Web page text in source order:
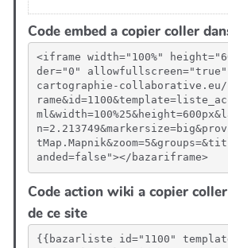
Code embed a copier coller
<iframe width="100%"
der="0"
cartographie-collaborative.eu/
anded=false"></bazariframe>
Code action wiki a copier
de ce site
{{bazarliste id="1100"